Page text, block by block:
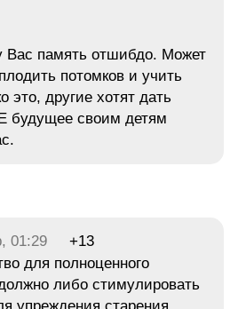
Вас память отшибдо. Может
потомков и учить
это, другие хотят дать
своим детям
01:29
+13
для полноценного
либо стимулировать
упреждения старения